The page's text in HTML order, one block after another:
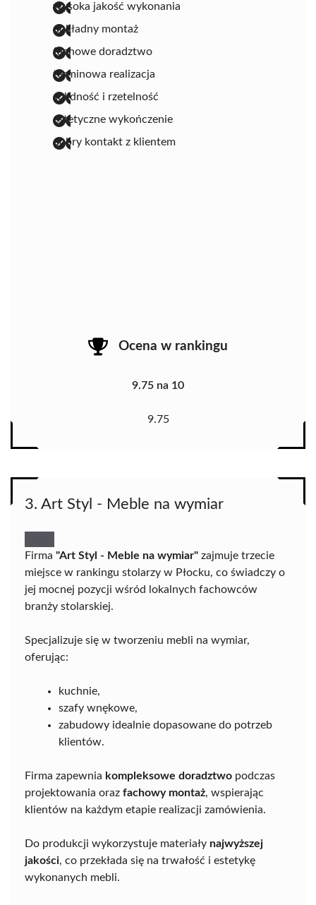
wysoka jakość wykonania
dokładny montaż
fachowe doradztwo
terminowa realizacja
solidność i rzetelność
estetyczne wykończenie
dobry kontakt z klientem
Ocena w rankingu
9.75 na 10
9.75
3. Art Styl - Meble na wymiar
Firma "Art Styl - Meble na wymiar" zajmuje trzecie
miejsce w rankingu stolarzy w Płocku, co świadczy o
jej mocnej pozycji wśród lokalnych fachowców
branży stolarskiej.
Specjalizuje się w tworzeniu mebli na wymiar,
oferując:
kuchnie,
szafy wnękowe,
zabudowy idealnie dopasowane do potrzeb
klientów.
Firma zapewnia kompleksowe doradztwo podczas
projektowania oraz fachowy montaż, wspierając
klientów na każdym etapie realizacji zamówienia.
Do produkcji wykorzystuje materiały najwyższej
jakości, co przekłada się na trwałość i estetykę
wykonanych mebli.